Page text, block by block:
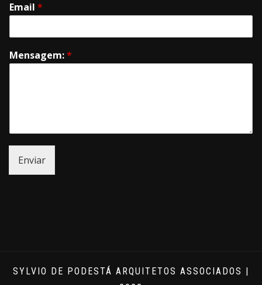
Email *
Mensagem:*
Enviar
SYLVIO DE PODESTÁ ARQUITETOS ASSOCIADOS |